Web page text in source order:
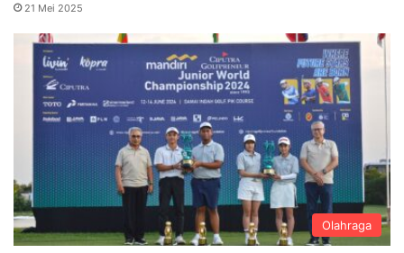
21 Mei 2025
Olahraga